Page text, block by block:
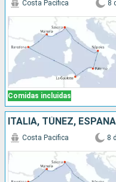
Comidas incluidas
Costa Pacifica 8 d
ITALIA, TÚNEZ,
Costa Pacifica 8 d